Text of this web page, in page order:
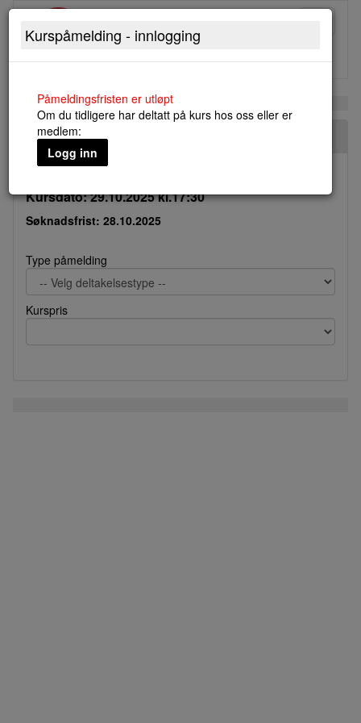
NALs materialtreff Bergen. Oslotre, og b+b arkitekter.
Kursdato: 29.10.2025 kl.17:30
Søknadsfrist: 28.10.2025
Type påmelding
Kurspris
Kurspåmelding - innlogging
Påmeldingsfristen er utløpt
Om du tidligere har deltatt på kurs hos oss eller er
medlem:
Logg inn